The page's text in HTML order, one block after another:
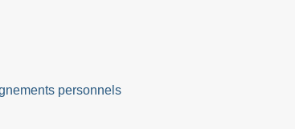
personnels